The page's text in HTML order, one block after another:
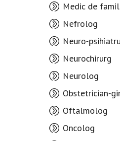
Medic de
Nefrolog
Neuro-psihiatru
Neurochirurg
Neurolog
Obstetrician-
Oftalmolog
Oncolog